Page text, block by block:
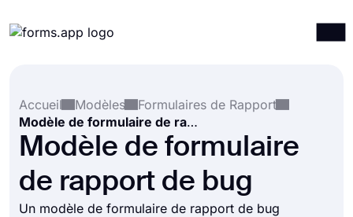
Intégrations
Modèles
Ressources
Tarification
Accueil
Modèles
Formulaires de Rapport
Modèle de formulaire de rapport de bug
Modèle de formulaire
de rapport de bug
Un modèle de formulaire de rapport de bug